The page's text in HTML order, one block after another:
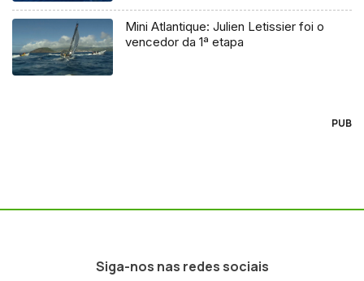
Mini Atlantique: Julien Letissier foi o
vencedor da 1ª etapa
PUB
Siga-nos nas redes sociais